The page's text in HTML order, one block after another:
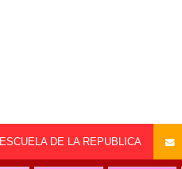
ESCUELA DE LA REPUBLICA